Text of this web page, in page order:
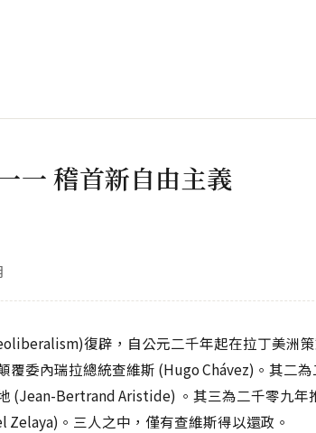
一 稽首新自由主義
復辟，自公元二千年起在拉丁美洲
覆委內瑞拉總統查維斯 (Hugo Chávez)。其二
(Jean-Bertrand Aristide) 。其三為二千零九年
Zelaya)。三人之中，僅有查維斯得以還政。